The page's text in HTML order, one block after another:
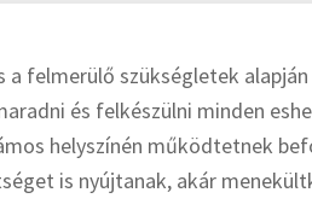
felmerülő szükségletek
és felkészülni minden
helyszínén működtetnek
is nyújtanak, akár